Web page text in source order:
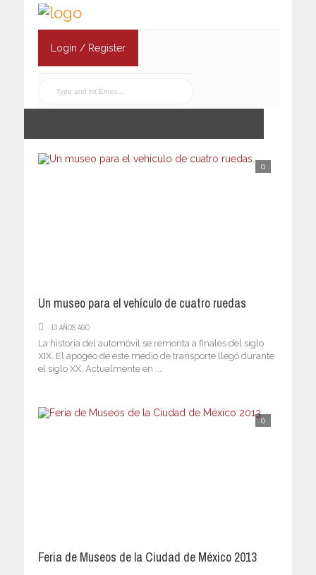
Login / Register
0
Un museo para el vehículo de cuatro ruedas
13 AÑOS AGO
La historia del automóvil se remonta a finales del siglo
XIX. El apogeo de este medio de transporte llegó durante
el siglo XX. Actualmente en ...
0
Feria de Museos de la Ciudad de México 2013